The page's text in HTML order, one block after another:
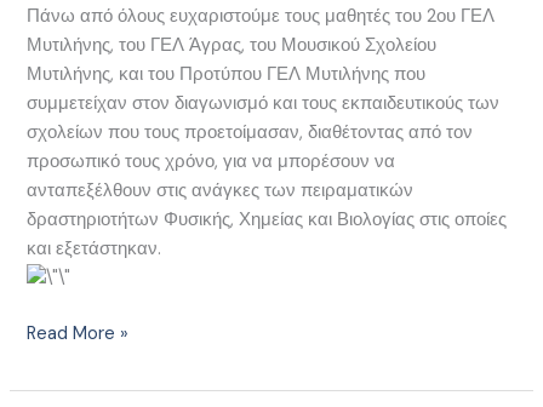
Πάνω από όλους ευχαριστούμε τους μαθητές του 2ου ΓΕΛ
Μυτιλήνης, του ΓΕΛ Άγρας, του Μουσικού Σχολείου
Μυτιλήνης, και του Προτύπου ΓΕΛ Μυτιλήνης που
συμμετείχαν στον διαγωνισμό και τους εκπαιδευτικούς των
σχολείων που τους προετοίμασαν, διαθέτοντας από τον
προσωπικό τους χρόνο, για να μπορέσουν να
ανταπεξέλθουν στις ανάγκες των πειραματικών
δραστηριοτήτων Φυσικής, Χημείας και Βιολογίας στις οποίες
και εξετάστηκαν.
Read More »